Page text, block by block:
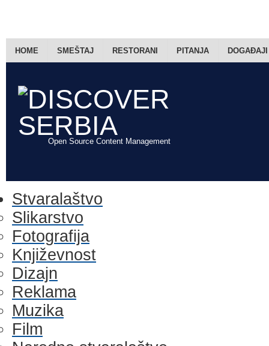
Open Source Content Management
HOME SMEŠTAJ RESTORANI PITANJA DOGAĐAJI
Stvaralaštvo
Slikarstvo
Fotografija
Književnost
Dizajn
Reklama
Muzika
Film